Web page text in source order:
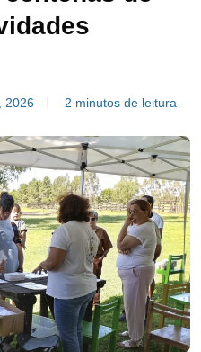
2026 2 minutos de leitura